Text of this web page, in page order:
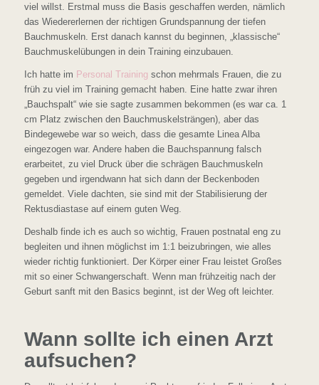
viel willst. Erstmal muss die Basis geschaffen werden, nämlich
das Wiedererlernen der richtigen Grundspannung der tiefen
Bauchmuskeln. Erst danach kannst du beginnen, „klassische“
Bauchmuskelübungen in dein Training einzubauen.
Ich hatte im Personal Training schon mehrmals Frauen, die zu
früh zu viel im Training gemacht haben. Eine hatte zwar ihren
„Bauchspalt“ wie sie sagte zusammen bekommen (es war ca. 1
cm Platz zwischen den Bauchmuskelsträngen), aber das
Bindegewebe war so weich, dass die gesamte Linea Alba
eingezogen war. Andere haben die Bauchspannung falsch
erarbeitet, zu viel Druck über die schrägen Bauchmuskeln
gegeben und irgendwann hat sich dann der Beckenboden
gemeldet. Viele dachten, sie sind mit der Stabilisierung der
Rektusdiastase auf einem guten Weg.
Deshalb finde ich es auch so wichtig, Frauen postnatal eng zu
begleiten und ihnen möglichst im 1:1 beizubringen, wie alles
wieder richtig funktioniert. Der Körper einer Frau leistet Großes
mit so einer Schwangerschaft. Wenn man frühzeitig nach der
Geburt sanft mit den Basics beginnt, ist der Weg oft leichter.
Wann sollte ich einen Arzt
aufsuchen?